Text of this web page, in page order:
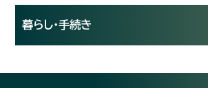
暮らし・手続き